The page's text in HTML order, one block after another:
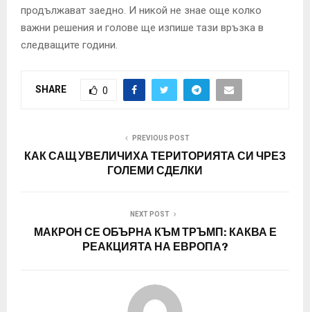
продължават заедно. И никой не знае още колко
важни решения и голове ще изпише тази връзка в
следващите години.
SHARE 0
PREVIOUS POST
КАК САЩ УВЕЛИЧИХА ТЕРИТОРИЯТА СИ ЧРЕЗ
ГОЛЕМИ СДЕЛКИ
NEXT POST
МАКРОН СЕ ОБЪРНА КЪМ ТРЪМП: КАКВА Е
РЕАКЦИЯТА НА ЕВРОПА?